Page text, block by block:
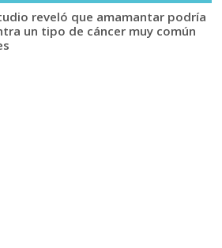
reveló que amamantar podría
un tipo de cáncer muy común